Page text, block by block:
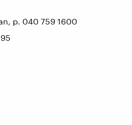
p. 040 759 1600